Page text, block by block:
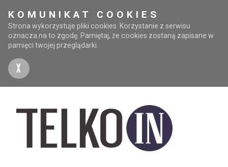
KOMUNIKAT COOKIES
Strona wykorzystuje pliki cookies. Korzystanie z serwisu
oznacza na to zgodę. Pamiętaj, że cookies zostaną zapisane w
pamięci twojej przeglądarki.
X